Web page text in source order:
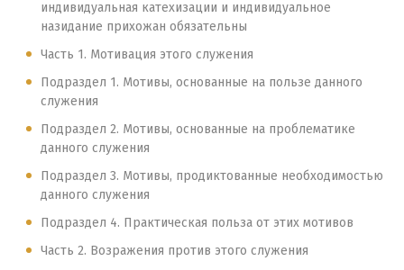
индивидуальная катехизации и индивидуальное
назидание прихожан обязательны
Часть 1. Мотивация этого служения
Подраздел 1. Мотивы, основанные на пользе данного
служения
Подраздел 2. Мотивы, основанные на проблематике
данного служения
Подраздел 3. Мотивы, продиктованные необходимостью
данного служения
Подраздел 4. Практическая польза от этих мотивов
Часть 2. Возражения против этого служения